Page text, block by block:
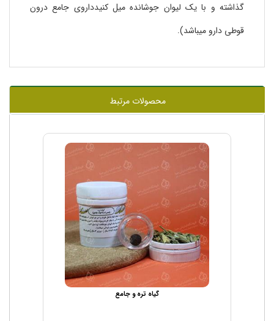
گذاشته و با یک لیوان جوشانده میل کنیدداروی جامع درون
قوطی دارو میباشد).
محصولات مرتبط
گیاه تره و جامع